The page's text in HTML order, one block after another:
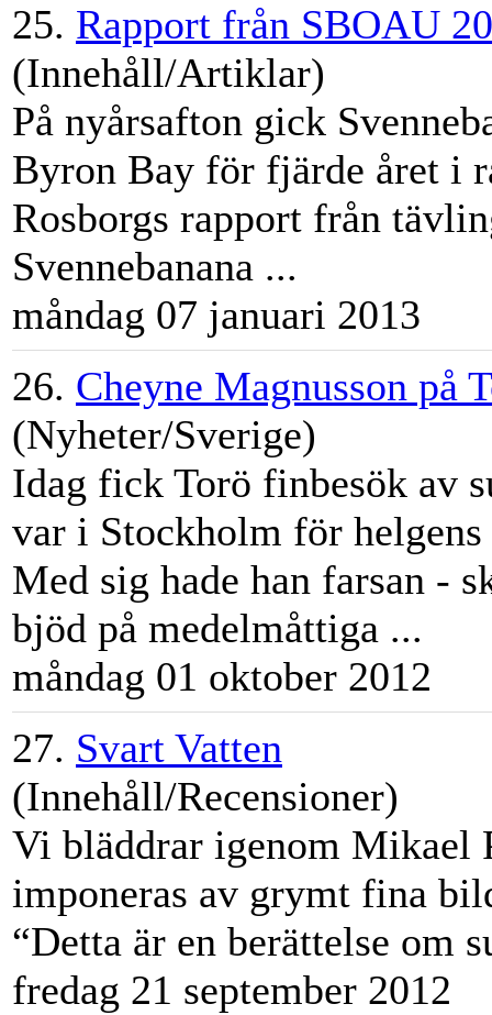
25. Rapport från SBOAU
(Innehåll/Artiklar)
På nyårsafton gick
Byron Bay för fjärde året i
Rosborgs rapport från
Svennebanana ...
måndag 07 januari 2013
26. Cheyne Magnusson på
(Nyheter/Sverige)
Idag fick Torö finbesök av
var i Stockholm för
Med sig hade han farsan -
bjöd på medelmåttiga ...
måndag 01 oktober 2012
27. Svart Vatten
(Innehåll/Recensioner)
Vi bläddrar igenom Mikael
imponeras av grymt fina
“Detta är en berättelse om
fredag 21 september 2012